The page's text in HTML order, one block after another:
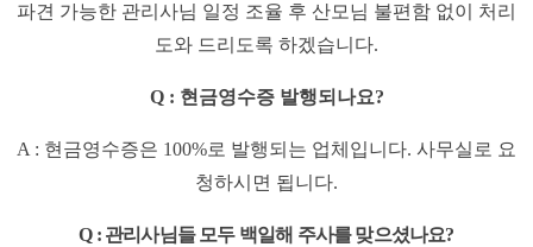
파견 가능한 관리사님 일정 조율 후 산모님 불편함 없이 처리
도와 드리도록 하겠습니다.
Q : 현금영수증 발행되나요?
A : 현금영수증은 100%로 발행되는 업체입니다. 사무실로 요
청하시면 됩니다.
Q : 관리사님들 모두 백일해 주사를 맞으셨나요?